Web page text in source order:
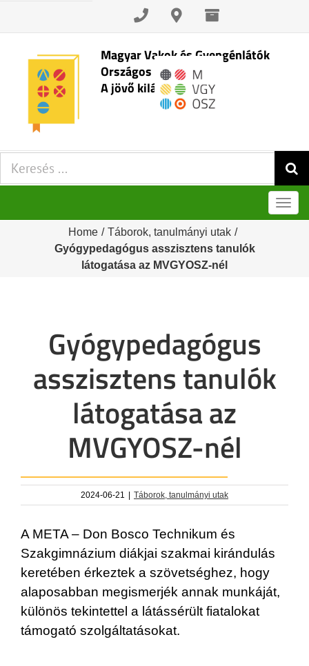
Skip
content
Magyar Vakok és Gyengénlátók
Országos Szövetsége
A jövő kilátásai
Keresés:
Home / Táborok, tanulmányi utak /
Gyógypedagógus asszisztens tanulók
látogatása az MVGYOSZ-nél
Gyógypedagógus
asszisztens tanulók
látogatása az
MVGYOSZ-nél
2024-06-21 | Táborok, tanulmányi utak
A META – Don Bosco Technikum és
Szakgimnázium diákjai szakmai kirándulás
keretében érkeztek a szövetséghez, hogy
alaposabban megismerjék annak munkáját,
különös tekintettel a látássérült fiatalokat
támogató szolgáltatásokat.